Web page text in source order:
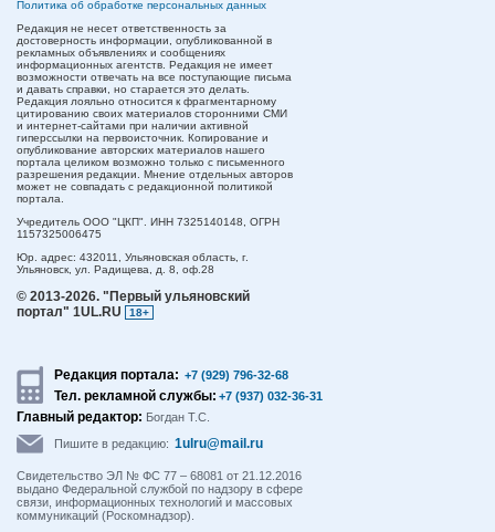
Политика об обработке персональных данных
Редакция не несет ответственность за
достоверность информации, опубликованной в
рекламных объявлениях и сообщениях
информационных агентств. Редакция не имеет
возможности отвечать на все поступающие письма
и давать справки, но старается это делать.
Редакция лояльно относится к фрагментарному
цитированию своих материалов сторонними СМИ
и интернет-сайтами при наличии активной
гиперссылки на первоисточник. Копирование и
опубликование авторских материалов нашего
портала целиком возможно только с письменного
разрешения редакции. Мнение отдельных авторов
может не совпадать с редакционной политикой
портала.
Учредитель ООО "ЦКП". ИНН 7325140148, ОГРН
1157325006475
Юр. адрес: 432011, Ульяновская область, г.
Ульяновск, ул. Радищева, д. 8, оф.28
© 2013-2026. "Первый ульяновский
портал" 1UL.RU
18+
Редакция портала: +7 (929) 796-32-68
Тел. рекламной службы: +7 (937) 032-36-31
Главный редактор: Богдан Т.С.
Пишите в редакцию: 1ulru@mail.ru
Свидетельство ЭЛ № ФС 77 – 68081 от 21.12.2016
выдано Федеральной службой по надзору в сфере
связи, информационных технологий и массовых
коммуникаций (Роскомнадзор).